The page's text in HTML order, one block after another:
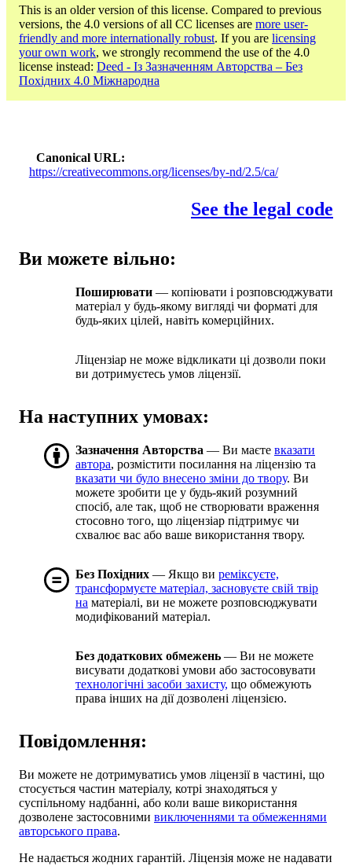
This is an older version of this license. Compared to previous
versions, the 4.0 versions of all CC licenses are more user-
friendly and more internationally robust. If you are licensing
your own work, we strongly recommend the use of the 4.0
license instead: Deed - Із Зазначенням Авторства – Без
Похідних 4.0 Міжнародна
Canonical URL
https://creativecommons.org/licenses/by-nd/2.5/ca/
See the legal code
Ви можете вільно:
Поширювати — копіювати і розповсюджувати
матеріал у будь-якому вигляді чи форматі для
будь-яких цілей, навіть комерційних.
Ліцензіар не може відкликати ці дозволи поки
ви дотримуєтесь умов ліцензії.
На наступних умовах:
Зазначення Авторства — Ви маєте вказати
автора, розмістити посилання на ліцензію та
вказати чи було внесено зміни до твору. Ви
можете зробити це у будь-який розумний
спосіб, але так, щоб не створювати враження
стосовно того, що ліцензіар підтримує чи
схвалює вас або ваше використання твору.
Без Похідних — Якщо ви реміксуєте,
трансформуєте матеріал, засновуєте свій твір
на матеріалі, ви не можете розповсюджувати
модифікований матеріал.
Без додаткових обмежень — Ви не можете
висувати додаткові умови або застосовувати
технологічні засоби захисту, що обмежують
права інших на дії дозволені ліцензією.
Повідомлення:
Ви можете не дотримуватись умов ліцензії в частині, що
стосується частин матеріалу, котрі знаходяться у
суспільному надбанні, або коли ваше використання
дозволене застосовними виключеннями та обмеженнями
авторського права.
Не надається жодних гарантій. Ліцензія може не надавати